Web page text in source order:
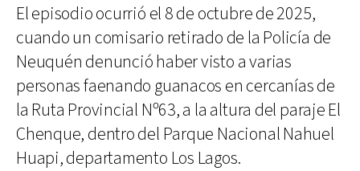
El episodio ocurrió el 8 de octubre de 2025,
cuando un comisario retirado de la Policía de
Neuquén denunció haber visto a varias
personas faenando guanacos en cercanías de
la Ruta Provincial Nº63, a la altura del paraje El
Chenque, dentro del Parque Nacional Nahuel
Huapi, departamento Los Lagos.